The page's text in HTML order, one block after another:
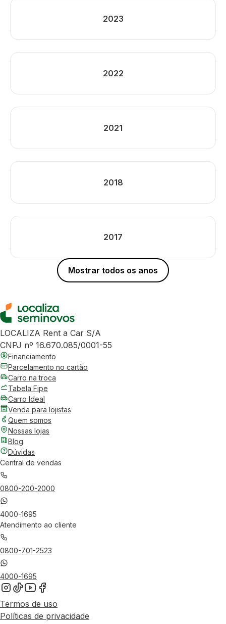
2023
2022
2021
2018
2017
Mostrar todos os anos
LOCALIZA Rent a Car S/A
CNPJ nº 16.670.085/0001-55
Financiamento
Parcelamento no cartão
Carro na troca
Tabela Fipe
Carro Ideal
Venda para lojistas
Quem somos
Nossas lojas
Blog
Dúvidas
Central de vendas
0800-200-2000
4000-1695
Atendimento ao cliente
0800-701-2523
4000-1695
Termos de uso
Políticas de privacidade